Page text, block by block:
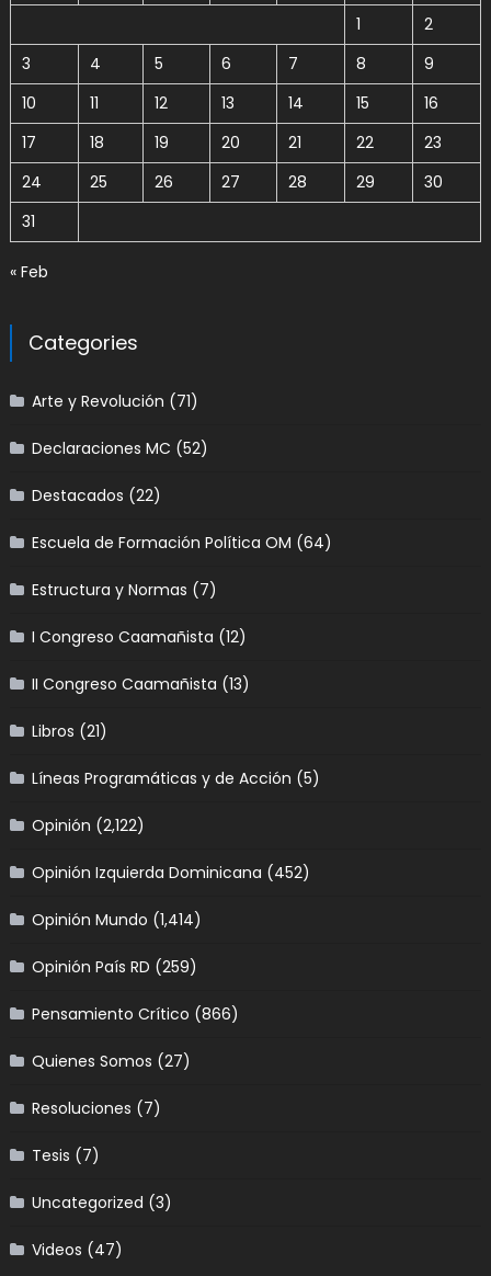
1
2
3
4 5 6 7 8
9
10
11 12 13 14 15
16
17
18 19 20 21 22
23
24
25 26 27 28 29
30
31
« Feb
Categories
Arte y Revolución (71)
Declaraciones MC (52)
Destacados (22)
Escuela de Formación Política OM (64)
Estructura y Normas (7)
I Congreso Caamañista (12)
II Congreso Caamañista (13)
Libros (21)
Líneas Programáticas y de Acción (5)
Opinión (2,122)
Opinión Izquierda Dominicana (452)
Opinión Mundo (1,414)
Opinión País RD (259)
Pensamiento Crítico (866)
Quienes Somos (27)
Resoluciones (7)
Tesis (7)
Uncategorized (3)
Videos (47)